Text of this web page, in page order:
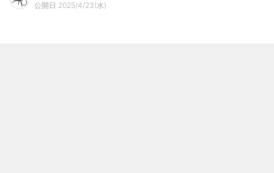
公開日 2025/4/23(水)